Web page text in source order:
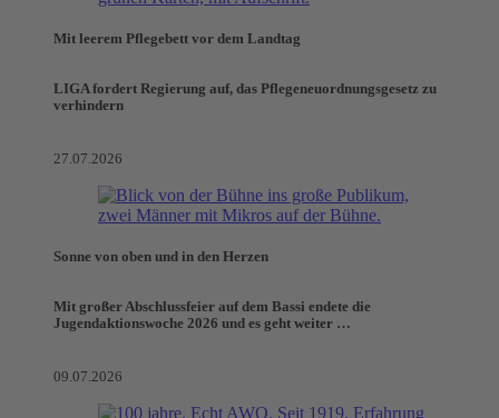
Mit leerem Pflegebett vor dem Landtag
LIGA fordert Regierung auf, das Pflegeneuordnungsgesetz zu
verhindern
27.07.2026
Sonne von oben und in den Herzen
Mit großer Abschlussfeier auf dem Bassi endete die
Jugendaktionswoche 2026 und es geht weiter …
09.07.2026